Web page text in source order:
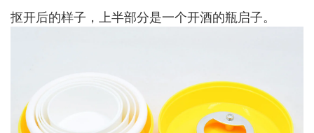
抠开后的样子，上半部分是一个开酒的瓶启子。